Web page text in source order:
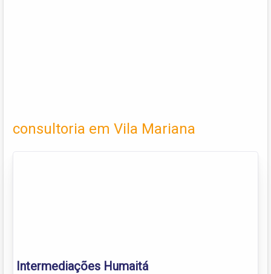
consultoria em Vila Mariana
Intermediações Humaitá